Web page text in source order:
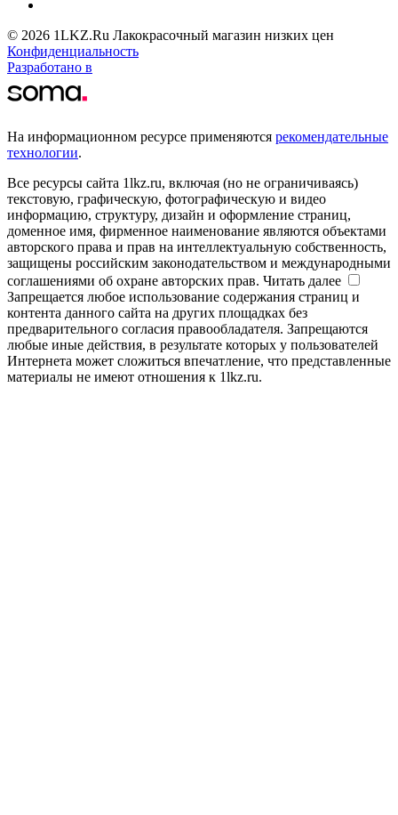
© 2026 1LKZ.Ru Лакокрасочный магазин низких цен
Конфиденциальность
Разработано в
На информационном ресурсе применяются рекомендательные
технологии.
Все ресурсы сайта 1lkz.ru, включая (но не ограничиваясь)
текстовую, графическую, фотографическую и видео
информацию, структуру, дизайн и оформление страниц,
доменное имя, фирменное наименование являются объектами
авторского права и прав на интеллектуальную собственность,
защищены российским законодательством и международными
соглашениями об охране авторских прав. Читать далее
Запрещается любое использование содержания страниц и
контента данного сайта на других площадках без
предварительного согласия правообладателя. Запрещаются
любые иные действия, в результате которых у пользователей
Интернета может сложиться впечатление, что представленные
материалы не имеют отношения к 1lkz.ru.